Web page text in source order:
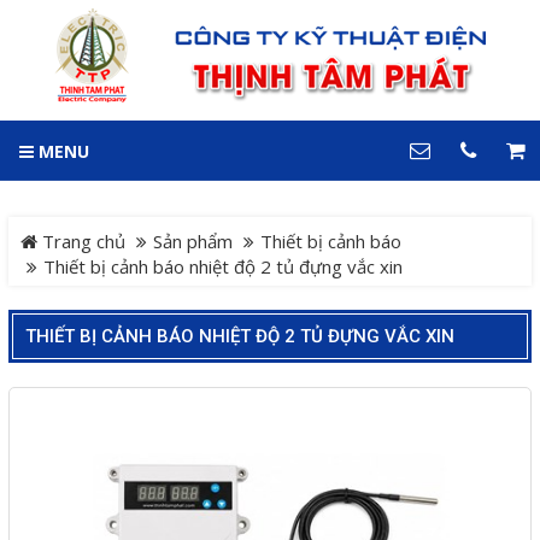
MENU
Trang chủ Sản phẩm
Thiết bị cảnh báo
Thiết bị cảnh báo nhiệt độ 2 tủ đựng vắc xin
THIẾT BỊ CẢNH BÁO NHIỆT ĐỘ 2 TỦ ĐỰNG VẮC XIN
Trang chủ
Sản phẩm
Hệ thống điều khiển giám
GIỎ HÀNG
LIÊN HỆ
Hotline
0909 199 102
Địa chỉ
64 đường 24, KDC Hiệp
COPYRIGHT 2018. ALL RIGHTS RESERVED